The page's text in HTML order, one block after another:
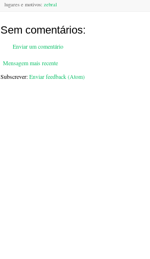
lugares e motivos: zebral
Sem comentários:
Enviar um comentário
Mensagem mais recente
Subscrever:Enviar feedback (Atom)